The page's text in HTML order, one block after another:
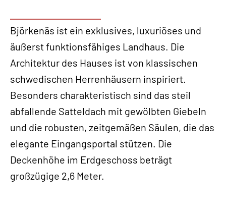
Björkenäs ist ein exklusives, luxuriöses und
äußerst funktionsfähiges Landhaus. Die
Architektur des Hauses ist von klassischen
schwedischen Herrenhäusern inspiriert.
Besonders charakteristisch sind das steil
abfallende Satteldach mit gewölbten Giebeln
und die robusten, zeitgemäßen Säulen, die das
elegante Eingangsportal stützen. Die
Deckenhöhe im Erdgeschoss beträgt
großzügige 2,6 Meter.